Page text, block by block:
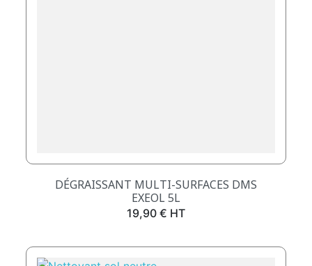
DÉGRAISSANT MULTI-SURFACES DMS
EXEOL 5L
Prix
19,90 € HT